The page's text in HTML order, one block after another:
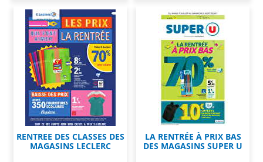
RENTREE DES CLASSES DES
MAGASINS LECLERC
LA RENTRÉE À PRIX BAS
DES MAGASINS SUPER U